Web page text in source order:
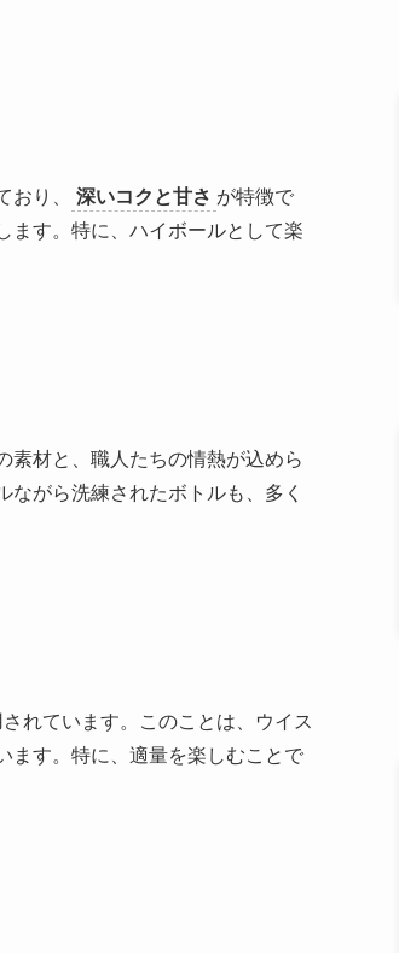
り、 深いコクと甘さ が特徴で
ます。特に、ハイボールとして楽
素材と、職人たちの情熱が込めら
がら洗練されたボトルも、多く
れています。このことは、ウイス
ます。特に、適量を楽しむことで